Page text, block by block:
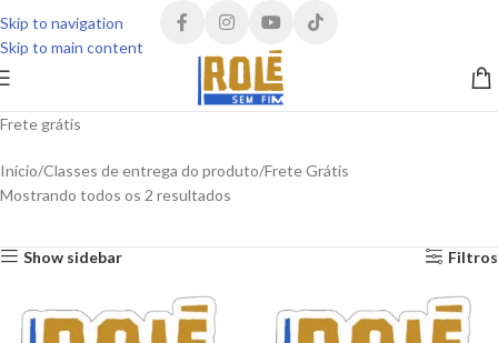
Skip to navigation
Skip to main content
Frete grátis
Início Classes de entrega do produto Frete Grátis
Mostrando todos os 2 resultados
Show sidebar Filtros